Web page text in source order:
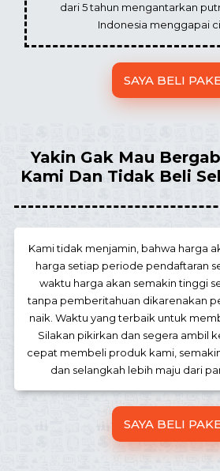
dari 5 tahun mengantarkan
Indonesia menggapai
SAYA BELI
Yakin Gak Mau
Kami Dan Tidak Beli
Kami tidak menjamin, bahwa harga
harga setiap periode pendaftaran
waktu harga akan semakin tinggi
tanpa pemberitahuan dikarenakan
naik. Waktu yang terbaik untuk
Silakan pikirkan dan segera ambil
cepat membeli produk kami,
dan selangkah lebih maju dari
SAYA BELI